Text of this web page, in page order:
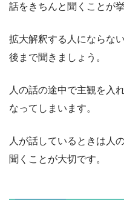
話をきちんと聞くことが
拡大解釈する人にならな
後まで聞きましょう。
人の話の途中で主観を入
なってしまいます。
人が話しているときは人
聞くことが大切です。